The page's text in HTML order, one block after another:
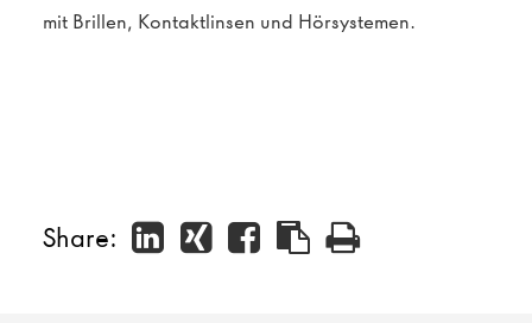
mit Brillen, Kontaktlinsen und Hörsystemen.
Share: